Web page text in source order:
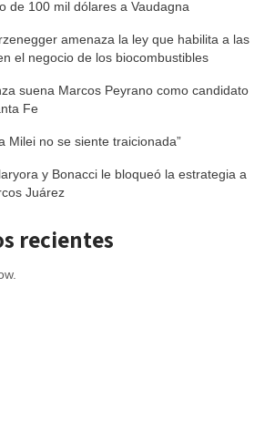
de 100 mil dólares a Vaudagna
amenaza la ley que habilita a las
el negocio de los biocombustibles
suena Marcos Peyrano como candidato
Fe
Milei no se siente traicionada”
y Bonacci le bloqueó la estrategia a
Juárez
recientes